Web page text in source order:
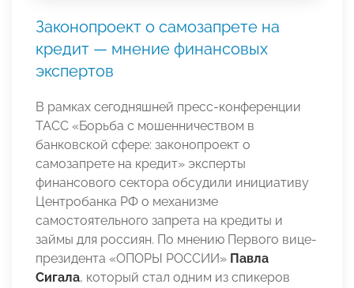
Законопроект о самозапрете на
кредит — мнение финансовых
экспертов
В рамках сегодняшней пресс-конференции
ТАСС «Борьба с мошенничеством в
банковской сфере: законопроект о
самозапрете на кредит» эксперты
финансового сектора обсудили инициативу
Центробанка РФ о механизме
самостоятельного запрета на кредиты и
займы для россиян. По мнению Первого вице-
президента «ОПОРЫ РОССИИ» Павла
Сигала, который стал одним из спикеров